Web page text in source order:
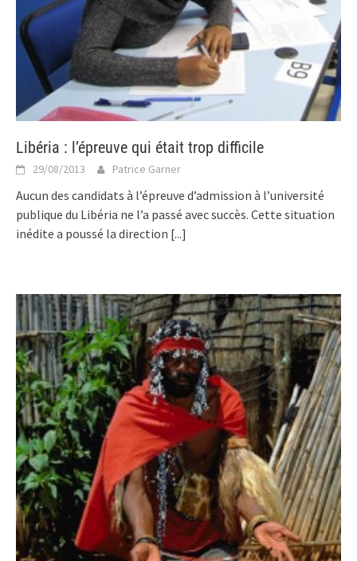
Libéria : l’épreuve qui était trop difficile
29/08/2013 Patrice Garner
Aucun des candidats à l’épreuve d’admission à l’université
publique du Libéria ne l’a passé avec succès. Cette situation
inédite a poussé la direction [...]